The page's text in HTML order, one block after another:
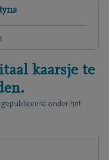
kaarsje te
onder het